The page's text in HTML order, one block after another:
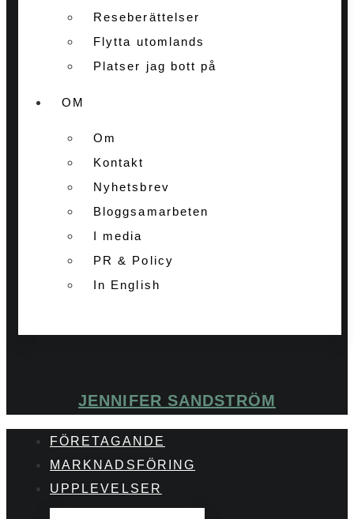
Reseberättelser
Flytta utomlands
Platser jag bott på
OM
Om
Kontakt
Nyhetsbrev
Bloggsamarbeten
I media
PR & Policy
In English
JENNIFER SANDSTRÖM
FÖRETAGANDE
MARKNADSFÖRING
UPPLEVELSER